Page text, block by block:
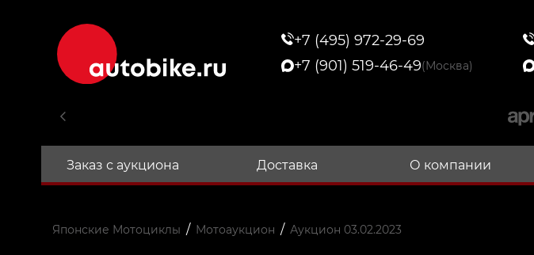
+7 (495) 972-29-69
+7 (901) 519-46-49(Москва)
Заказ с аукциона Доставка О компании
Японские Мотоциклы / Мотоаукцион / Аукцион 03.02.2023